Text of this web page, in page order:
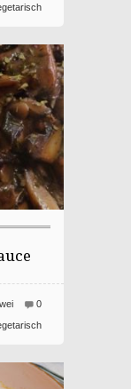
0